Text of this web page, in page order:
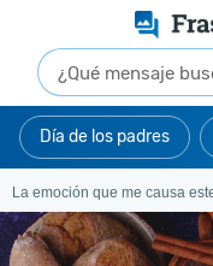
Día de los padres
La emoción que me causa